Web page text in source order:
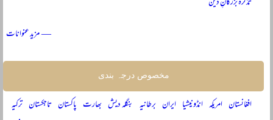
— مزید عنوانات
مخصوص درجہ بندی
افغانستان امریکہ انڈونیشیا ایران برطانیہ بنگلہ دیش بھارت پاکستان تاجکستان ترکیہ